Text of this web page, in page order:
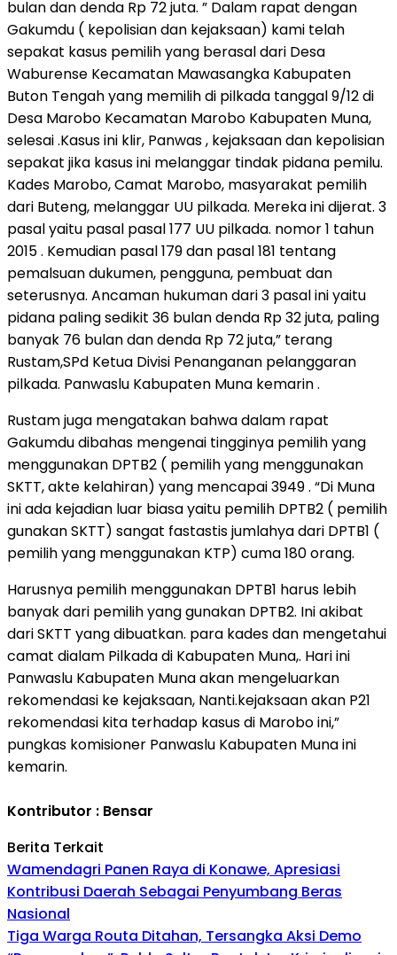
bulan dan denda Rp 72 juta. ” Dalam rapat dengan
Gakumdu ( kepolisian dan kejaksaan) kami telah
sepakat kasus pemilih yang berasal dari Desa
Waburense Kecamatan Mawasangka Kabupaten
Buton Tengah yang memilih di pilkada tanggal 9/12 di
Desa Marobo Kecamatan Marobo Kabupaten Muna,
selesai .Kasus ini klir, Panwas , kejaksaan dan kepolisian
sepakat jika kasus ini melanggar tindak pidana pemilu.
Kades Marobo, Camat Marobo, masyarakat pemilih
dari Buteng, melanggar UU pilkada. Mereka ini dijerat. 3
pasal yaitu pasal pasal 177 UU pilkada. nomor 1 tahun
2015 . Kemudian pasal 179 dan pasal 181 tentang
pemalsuan dukumen, pengguna, pembuat dan
seterusnya. Ancaman hukuman dari 3 pasal ini yaitu
pidana paling sedikit 36 bulan denda Rp 32 juta, paling
banyak 76 bulan dan denda Rp 72 juta,” terang
Rustam,SPd Ketua Divisi Penanganan pelanggaran
pilkada. Panwaslu Kabupaten Muna kemarin .
Rustam juga mengatakan bahwa dalam rapat
Gakumdu dibahas mengenai tingginya pemilih yang
menggunakan DPTB2 ( pemilih yang menggunakan
SKTT, akte kelahiran) yang mencapai 3949 . “Di Muna
ini ada kejadian luar biasa yaitu pemilih DPTB2 ( pemilih
gunakan SKTT) sangat fastastis jumlahya dari DPTB1 (
pemilih yang menggunakan KTP) cuma 180 orang.
Harusnya pemilih menggunakan DPTB1 harus lebih
banyak dari pemilih yang gunakan DPTB2. Ini akibat
dari SKTT yang dibuatkan. para kades dan mengetahui
camat dialam Pilkada di Kabupaten Muna,. Hari ini
Panwaslu Kabupaten Muna akan mengeluarkan
rekomendasi ke kejaksaan, Nanti.kejaksaan akan P21
rekomendasi kita terhadap kasus di Marobo ini,”
pungkas komisioner Panwaslu Kabupaten Muna ini
kemarin.
Kontributor : Bensar
Berita Terkait
Wamendagri Panen Raya di Konawe, Apresiasi
Kontribusi Daerah Sebagai Penyumbang Beras
Nasional
Tiga Warga Routa Ditahan, Tersangka Aksi Demo